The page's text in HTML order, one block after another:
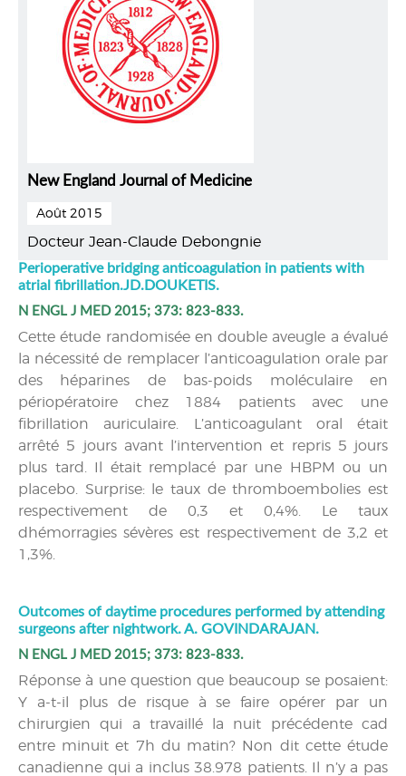
New England Journal of Medicine
Août 2015
Docteur Jean-Claude Debongnie
Perioperative bridging anticoagulation in patients with
atrial fibrillation.JD.DOUKETIS.
N ENGL J MED 2015; 373: 823-833.
Cette étude randomisée en double aveugle a évalué
la nécessité de remplacer l’anticoagulation orale par
des héparines de bas-poids moléculaire en
périopératoire chez 1884 patients avec une
fibrillation auriculaire. L’anticoagulant oral était
arrêté 5 jours avant l’intervention et repris 5 jours
plus tard. Il était remplacé par une HBPM ou un
placebo. Surprise: le taux de thromboembolies est
respectivement de 0,3 et 0,4%. Le taux
dhémorragies sévères est respectivement de 3,2 et
1,3%.
Outcomes of daytime procedures performed by attending
surgeons after nightwork. A. GOVINDARAJAN.
N ENGL J MED 2015; 373: 823-833.
Réponse à une question que beaucoup se posaient:
Y a-t-il plus de risque à se faire opérer par un
chirurgien qui a travaillé la nuit précédente cad
entre minuit et 7h du matin? Non dit cette étude
canadienne qui a inclus 38.978 patients. Il n’y a pas